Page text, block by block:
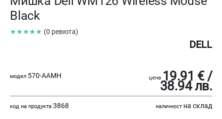
Black
★★★★★ (0 ревюта)
DELL
модел 570-AAMH цена 19.91 € /
38.94 лв.
код на продукта 3868 наличност на склад